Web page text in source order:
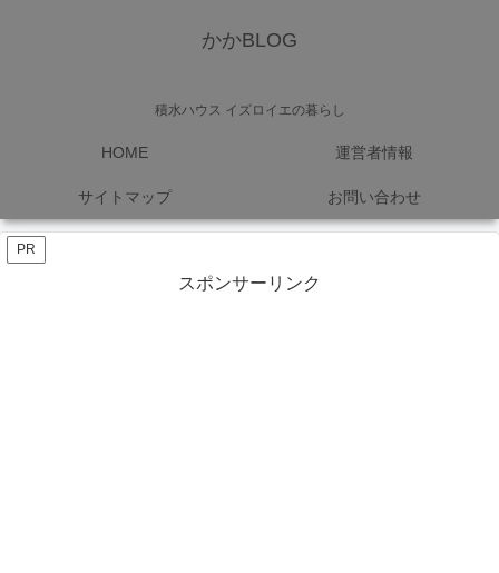
かかBLOG
積水ハウス イズロイエの暮らし
HOME 運営者情報
サイトマップ お問い合わせ
PR
スポンサーリンク